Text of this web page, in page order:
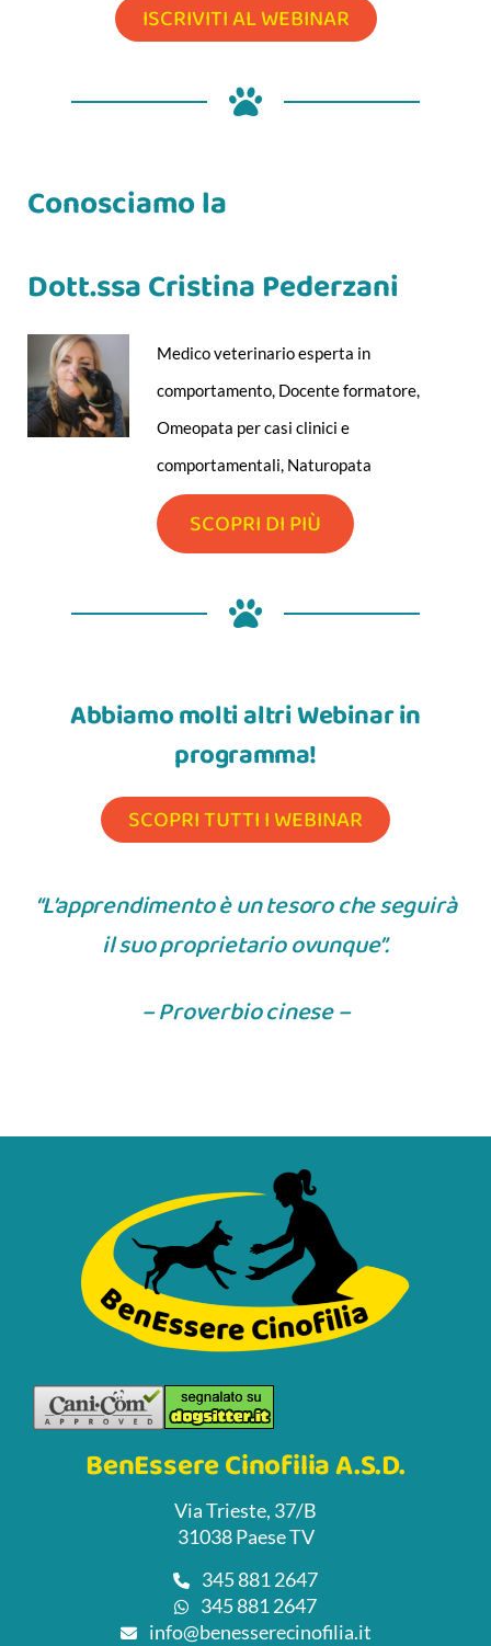
ISCRIVITI AL WEBINAR
Conosciamo la
Dott.ssa Cristina Pederzani
Medico veterinario esperta in
comportamento, Docente formatore,
Omeopata per casi clinici e
comportamentali, Naturopata
SCOPRI DI PIÙ
Abbiamo molti altri Webinar in
programma!
SCOPRI TUTTI I WEBINAR
“L’apprendimento è un tesoro che seguirà
il suo proprietario ovunque”.
– Proverbio cinese –
BenEssere Cinofilia A.S.D.
Via Trieste, 37/B
31038 Paese TV
345 881 2647
345 881 2647
info@benesserecinofilia.it